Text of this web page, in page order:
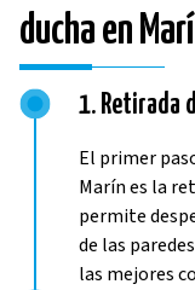
ducha en
1. Retirada
El primer
Marín es la
permite
de las
las mejores